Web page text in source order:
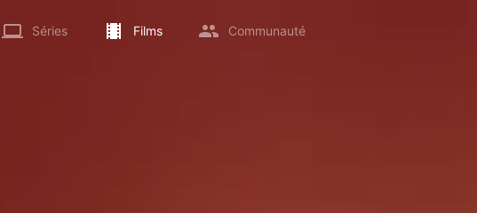
Séries Films Communauté